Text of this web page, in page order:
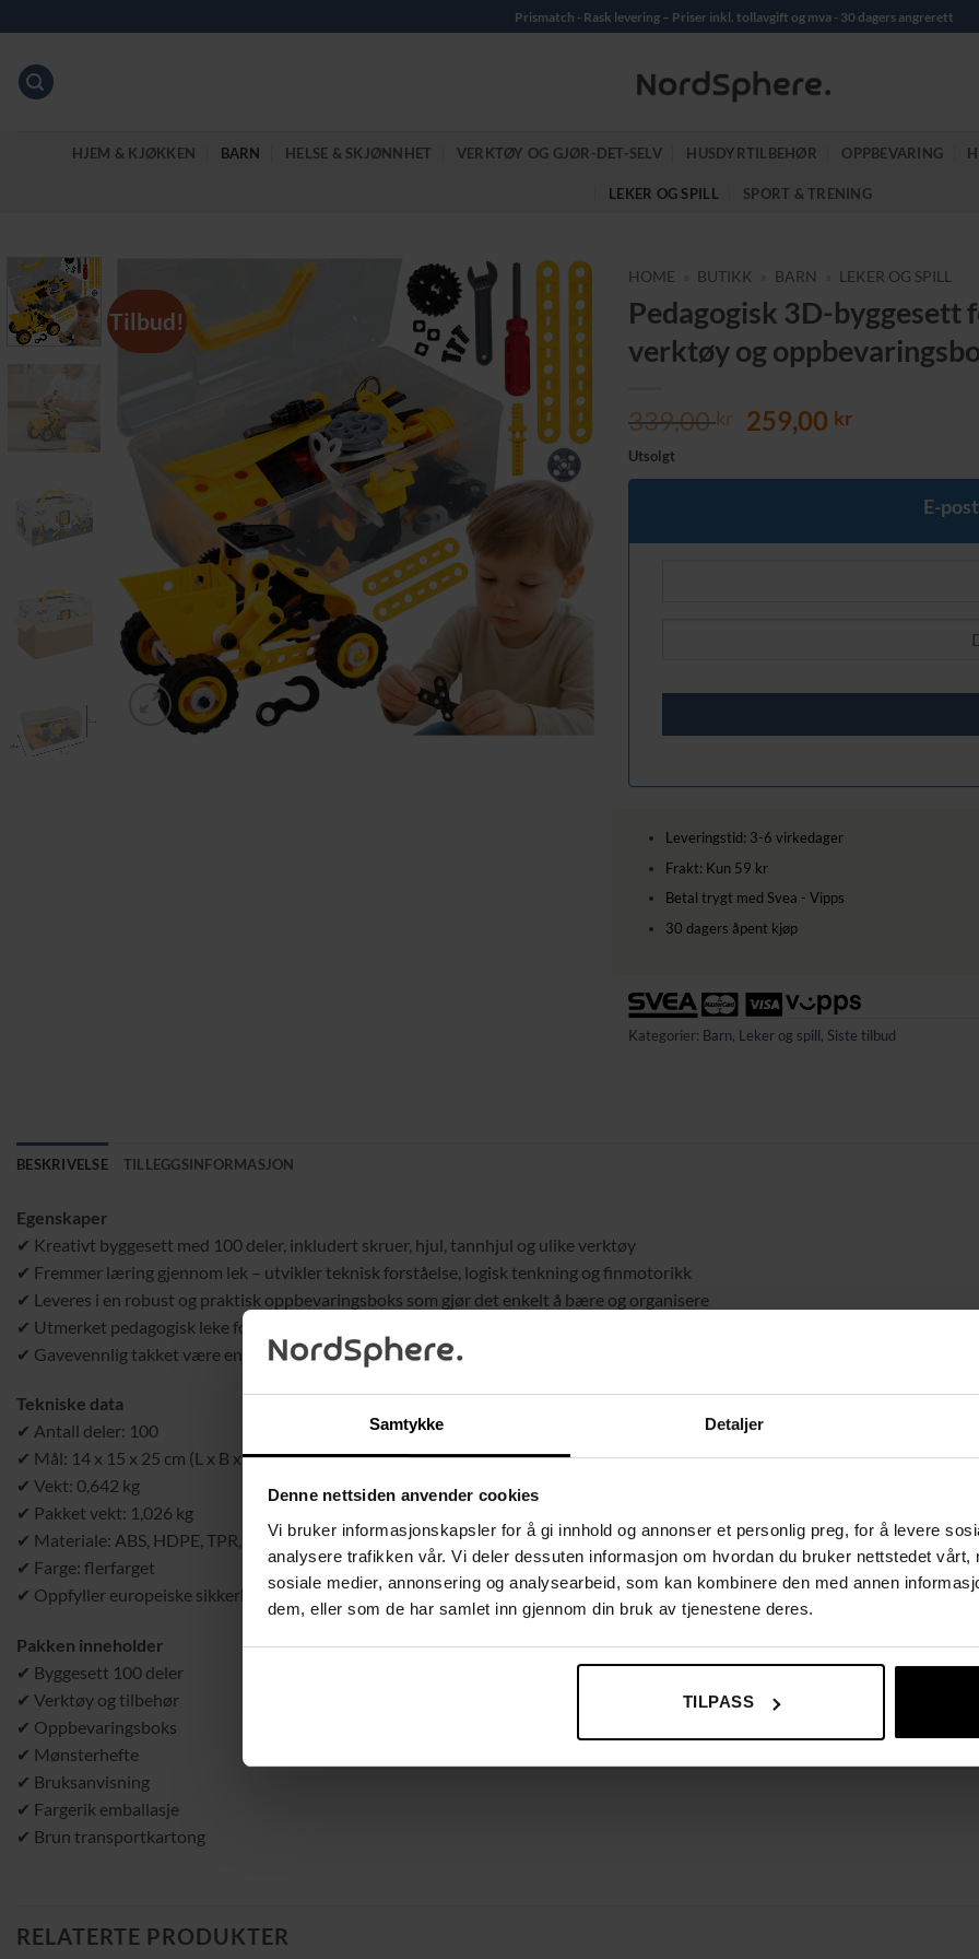
Samtykke Detaljer
Denne nettsiden anvender cookies
Vi bruker informasjonskapsler for å gi innhold og annonser et personlig preg, for å levere
analysere trafikken vår. Vi deler dessuten informasjon om hvordan du bruker nettstedet vårt,
sosiale medier, annonsering og analysearbeid, som kan kombinere den med annen
dem, eller som de har samlet inn gjennom din bruk av tjenestene deres.
TILPASS
to
content
Prismatch - Rask levering – Priser inkl. tollavgift og mva - 30 dagers angrerett
HJEM & KJØKKEN BARN HELSE & SKJØNNHET VERKTØY OG GJØR-DET-SELV HUSDYRTILBEHØR OPPBEVARING
LEKER OG SPILL SPORT & TRENING
Tilbud!
HOME BUTIKK BARN LEKER OG SPILL
Pedagogisk 3D-byggesett
verktøy og
339,00kr Opprinnelig
var:
259,00 kr
er:
259,00 kr.
Utsolgt
E-
Leveringstid: 3-6 virkedager
Frakt: Kun 59 kr
Betal trygt med Svea - Vipps
30 dagers åpent kjøp
Kategorier: Barn, Leker og spill, Siste tilbud
BESKRIVELSE TILLEGGSINFORMASJON
Egenskaper
✔ Kreativt byggesett med 100 deler, inkludert skruer, hjul, tannhjul og ulike verktøy
✔ Fremmer læring gjennom lek – utvikler teknisk forståelse, logisk tenkning og finmotorikk
✔ Leveres i en robust og praktisk oppbevaringsboks som gjør det enkelt å bære og organisere
✔ Utmerket pedagogisk leke for hjemmet, reiser eller barnehagemiljøer
✔ Gavevennlig takket være en fargerik emballasje – perfekt å gi bort
Tekniske data
✔ Antall deler: 100
✔ Mål: 14 x 15 x 25 cm (L x B x H)
✔ Vekt: 0,642 kg
✔ Pakket vekt: 1,026 kg
✔ Materiale: ABS, HDPE, TPR, bomull
✔ Farge: flerfarget
✔ Oppfyller europeiske sikkerhetsstandarder
Pakken inneholder
✔ Byggesett 100 deler
✔ Verktøy og tilbehør
✔ Oppbevaringsboks
✔ Mønsterhefte
✔ Bruksanvisning
✔ Fargerik emballasje
✔ Brun transportkartong
RELATERTE PRODUKTER